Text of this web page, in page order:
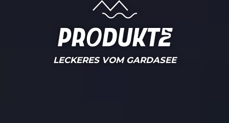
Produkte
LECKERES VOM GARDASEE